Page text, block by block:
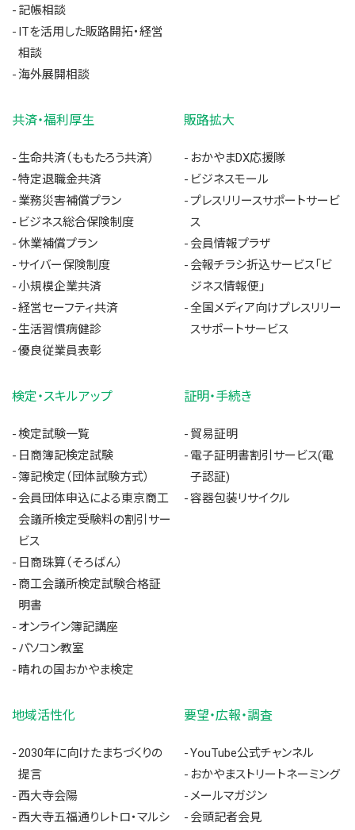
記帳相談
ITを活用した販路開拓・経営
相談
海外展開相談
共済・福利厚生
生命共済（ももたろう共済）
特定退職金共済
業務災害補償プラン
ビジネス総合保険制度
休業補償プラン
サイバー保険制度
小規模企業共済
経営セーフティ共済
生活習慣病健診
優良従業員表彰
販路拡大
おかやまDX応援隊
ビジネスモール
プレスリリースサポートサービ
ス
会員情報プラザ
会報チラシ折込サービス「ビ
ジネス情報便」
全国メディア向けプレスリリー
スサポートサービス
検定・スキルアップ
検定試験一覧
日商簿記検定試験
簿記検定（団体試験方式）
会員団体申込による東京商工
会議所検定受験料の割引サー
ビス
日商珠算（そろばん）
商工会議所検定試験合格証
明書
オンライン簿記講座
パソコン教室
晴れの国おかやま検定
証明・手続き
貿易証明
電子証明書割引サービス(電
子認証)
容器包装リサイクル
地域活性化
2030年に向けたまちづくりの
提言
西大寺会陽
西大寺五福通りレトロ・マルシ
要望・広報・調査
YouTube公式チャンネル
おかやまストリートネーミング
メールマガジン
会頭記者会見